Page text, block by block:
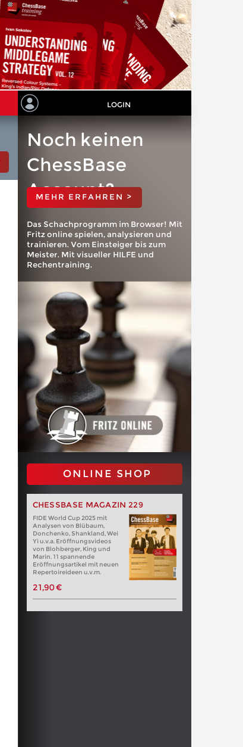
LOGIN
Noch keinen
ChessBase
Account?
MEHR ERFAHREN >
Das Schachprogramm im Browser! Mit
Fritz online spielen, analysieren und
trainieren. Vom Einsteiger bis zum
Meister. Mit visueller HILFE und
Rechentraining.
ONLINE SHOP
CHESSBASE MAGAZIN 229
FIDE World Cup 2025 mit
Analysen von Blübaum,
Donchenko, Shankland, Wei
Yi u.v.a. Eröffnungsvideos
von Blohberger, King und
Marin. 11 spannende
Eröffnungsartikel mit neuen
Repertoireideen u.v.m.
21,90 €